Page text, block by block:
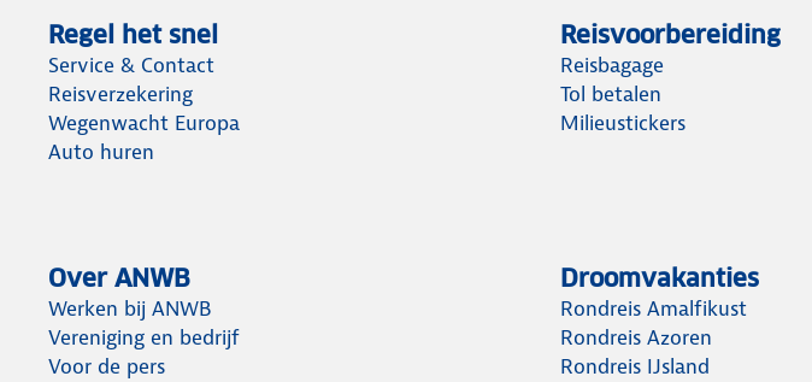
Regel het snel
Service & Contact
Reisverzekering
Wegenwacht Europa
Auto huren
Reisvoorbereiding
Reisbagage
Tol betalen
Milieustickers
Over ANWB
Werken bij ANWB
Vereniging en bedrijf
Voor de pers
Droomvakanties
Rondreis Amalfikust
Rondreis Azoren
Rondreis IJsland